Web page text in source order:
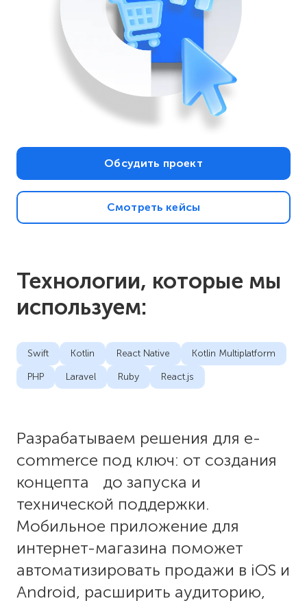
Обсудить проект
Смотреть кейсы
Технологии, которые мы
используем:
Swift Kotlin React Native
Kotlin Multiplatform
PHP
Laravel Ruby React.js
Разрабатываем решения для e-
commerce под ключ: от создания
концепта до запуска и
технической поддержки.
Мобильное приложение для
интернет-магазина поможет
автоматизировать продажи в iOS и
Android, расширить аудиторию,